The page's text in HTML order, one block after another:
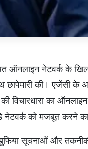
ऑनलाइन नेटवर्क के
छापेमारी की। एजेंसी के
विचारधारा का
को मजबूत करने
खुफिया सूचनाओं और